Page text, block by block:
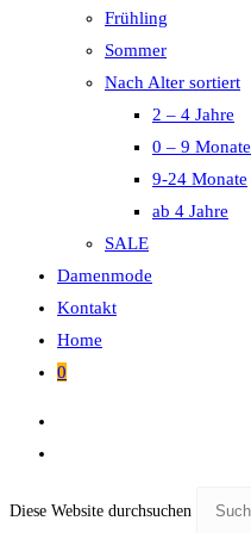
Frühling
Sommer
Nach Alter sortiert
2 – 4 Jahre
0 – 9 Monate
9-24 Monate
ab 4 Jahre
SALE
Damenmode
Kontakt
Home
0
Diese Website durchsuchen